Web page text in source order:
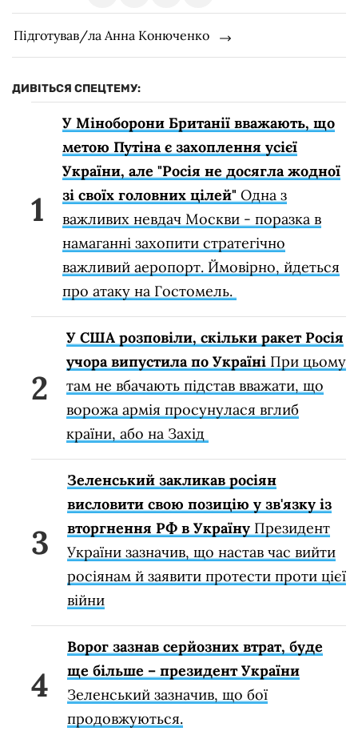
Підготував/ла Анна Конюченко
ДИВІТЬСЯ СПЕЦТЕМУ:
У Міноборони Британії вважають, що
метою Путіна є захоплення усієї
України, але "Росія не досягла жодної
зі своїх головних цілей" Одна з
важливих невдач Москви - поразка в
намаганні захопити стратегічно
важливий аеропорт. Ймовірно, йдеться
про атаку на Гостомель.
У США розповіли, скільки ракет Росія
учора випустила по Україні При цьому
там не вбачають підстав вважати, що
ворожа армія просунулася вглиб
країни, або на Захід
Зеленський закликав росіян
висловити свою позицію у зв'язку із
вторгнення РФ в Україну Президент
України зазначив, що настав час вийти
росіянам й заявити протести проти цієї
війни
Ворог зазнав серйозних втрат, буде
ще більше – президент України
Зеленський зазначив, що бої
продовжуються.